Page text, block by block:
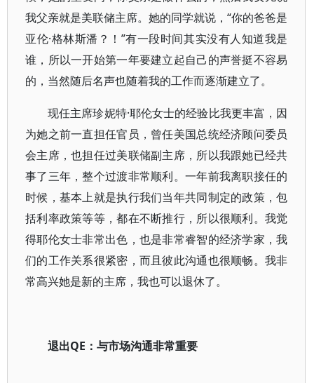
我父亲就是美联储主席。她的同学就说，“你的爸爸是
亚伦·格林斯潘？！”有一段时间其实没有人知道我是
谁，所以一开始第一年要建立起自己的声誉挺不容易
的，当然随后名声也随着我的工作而逐渐建立了。
现任主席珍妮特·耶伦女士的经验比我更丰富，因
为她之前一直担任官员，曾任美国总统经济顾问委员
会主席，也担任过美联储副主席，所以我跟她已经共
事了三年，整个过渡非常顺利。一年前我离职接任的
时候，基本上就是执行我们当年共同制定的政策，包
括利率政策等等，都在不断推行，所以很顺利。我觉
得耶伦女士非常出色，也是非常睿智的经济学家，我
们的工作关系很紧密，而且彼此沟通也很顺畅。我非
常高兴她是新的主席，我也可以退休了。
退出QE：与市场沟通非常重要